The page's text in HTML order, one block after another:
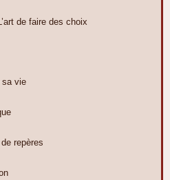
de faire des choix
sa vie
repères